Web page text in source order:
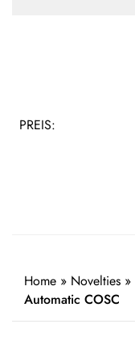
PREIS:
Home » Novelties »
Automatic COSC